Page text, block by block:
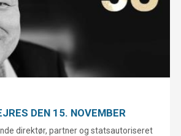
DEN 15. NOVEMBER
direktør, partner og statsautoriseret